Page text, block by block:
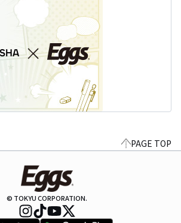
PAGE TOP
© TOKYU CORPORATION.